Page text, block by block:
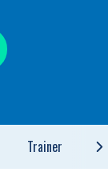
Trainer FAQ